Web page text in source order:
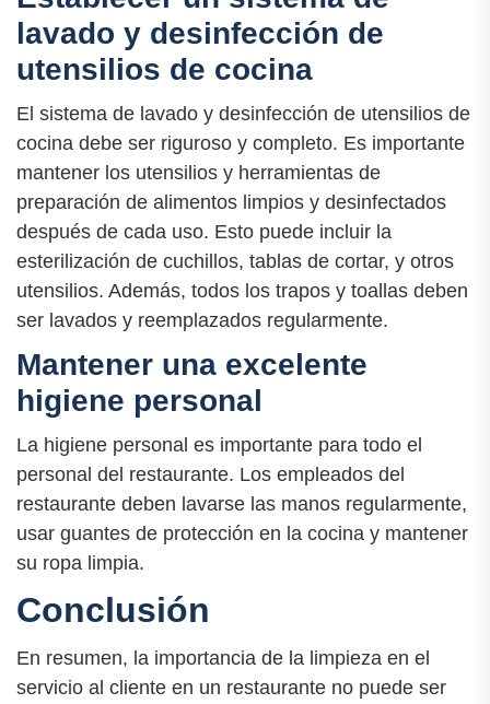
lavado y desinfección de
utensilios de cocina
El sistema de lavado y desinfección de utensilios de
cocina debe ser riguroso y completo. Es importante
mantener los utensilios y herramientas de
preparación de alimentos limpios y desinfectados
después de cada uso. Esto puede incluir la
esterilización de cuchillos, tablas de cortar, y otros
utensilios. Además, todos los trapos y toallas deben
ser lavados y reemplazados regularmente.
Mantener una excelente
higiene personal
La higiene personal es importante para todo el
personal del restaurante. Los empleados del
restaurante deben lavarse las manos regularmente,
usar guantes de protección en la cocina y mantener
su ropa limpia.
Conclusión
En resumen, la importancia de la limpieza en el
servicio al cliente en un restaurante no puede ser